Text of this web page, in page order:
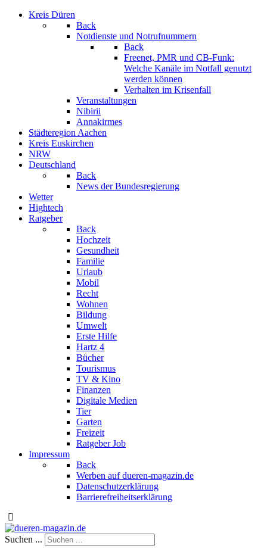
Kreis Düren
Back
Notdienste und Notrufnummern
Back
Freenet, PMR und CB-Funk:
Welche Kanäle im Notfall genutzt
werden können
Verhalten im Krisenfall
Veranstaltungen
Nibirii
Annakirmes
Städteregion Aachen
Kreis Euskirchen
NRW
Deutschland
Back
News der Bundesregierung
Wetter
Hightech
Ratgeber
Back
Hochzeit
Gesundheit
Familie
Urlaub
Mobil
Recht
Wohnen
Bildung
Umwelt
Erste Hilfe
Hartz 4
Bücher
Tourismus
TV & Kino
Finanzen
Digitale Medien
Tier
Garten
Freizeit
Ratgeber Job
Impressum
Back
Werben auf dueren-magazin.de
Datenschutzerklärung
Barrierefreiheitserklärung
Suchen ...